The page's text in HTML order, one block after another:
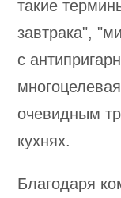
такие
завтрака",
с
очевидным
кухнях.
Благодаря